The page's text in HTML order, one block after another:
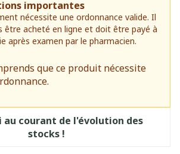
importantes
nécessite une ordonnance valide. Il
être acheté en ligne et doit être payé à
après examen par le pharmacien.
que ce produit nécessite
au courant de l'évolution des
stocks !